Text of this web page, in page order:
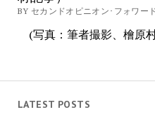
LATEST POSTS
BY セカンドオピニオン･フォワー
(写真：筆者撮影、檜原